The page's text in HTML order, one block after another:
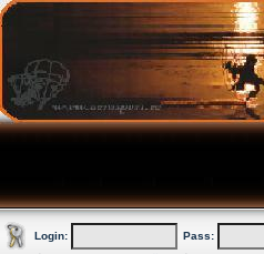
Login:
Pass: